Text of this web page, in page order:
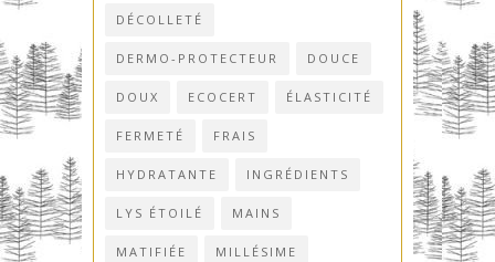
DÉCOLLETÉ
DERMO-PROTECTEUR DOUCE
DOUX ECOCERT ÉLASTICITÉ
FERMETÉ FRAIS
HYDRATANTE INGRÉDIENTS
LYS ÉTOILÉ MAINS
MATIFIÉE MILLÉSIME